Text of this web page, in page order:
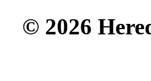
© 2026